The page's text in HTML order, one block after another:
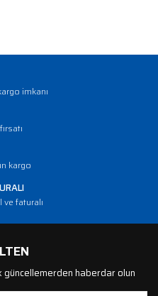
imkanı
kargo
faturalı
haberdar olun